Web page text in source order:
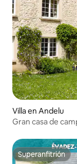
Villa en Andelu
Gran casa de
Superanfitrión
Superanfitrión